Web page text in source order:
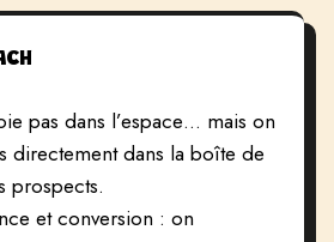
pas dans l’espace… mais on
directement dans la boîte de
prospects.
et conversion : on